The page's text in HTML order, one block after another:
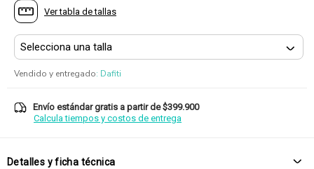
Ver tabla de tallas
Vendido y entregado: Dafiti
Envío estándar gratis a partir de $399.900
Calcula tiempos y costos de entrega
Detalles y ficha técnica